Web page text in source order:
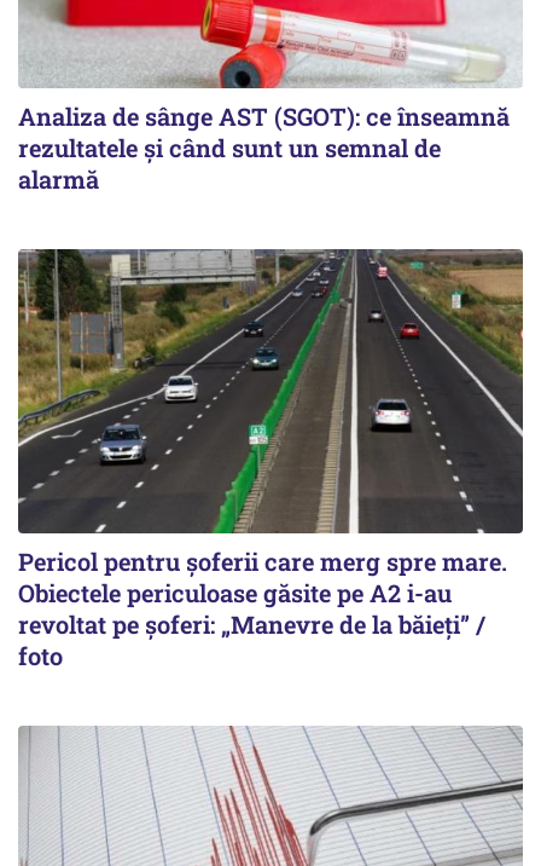
Analiza de sânge AST (SGOT): ce înseamnă
rezultatele și când sunt un semnal de
alarmă
Pericol pentru șoferii care merg spre mare.
Obiectele periculoase găsite pe A2 i-au
revoltat pe șoferi: „Manevre de la băieți” /
foto